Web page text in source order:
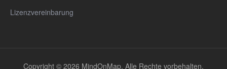
Lizenzvereinbarung
Copyright © 2026 MindOnMap. Alle Rechte vorbehalten.